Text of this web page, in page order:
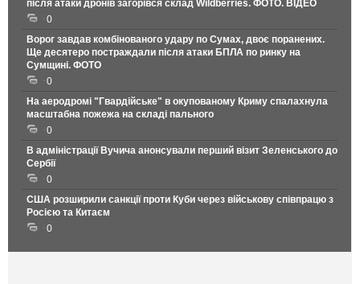
після атаки дронів загорівся склад Wildberries. ФОТО. ВІДЕО
0
Ворог завдав комбінованого удару по Сумах, двоє поранених.
Ще десятеро постраждали після атаки БПЛА по ринку на
Сумщині. ФОТО
0
На аеродромі "Гвардійське" в окупованому Криму спалахнула
масштабна пожежа на складі пального
0
В адміністрації Вучича анонсували перший візит Зеленського до
Сербії
0
США розширили санкції проти Куби через військову співпрацю з
Росією та Китаєм
0